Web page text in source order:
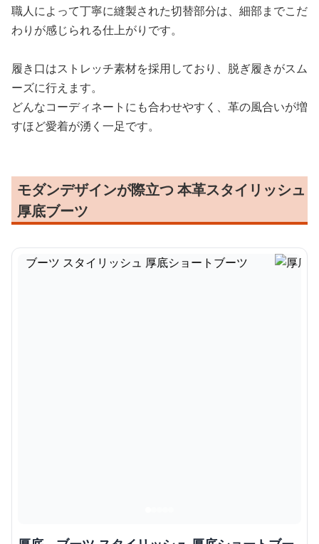
職人によって丁寧に縫製された切替部分は、細部までこだ
わりが感じられる仕上がりです。
履き口はストレッチ素材を採用しており、脱ぎ履きがスム
ーズに行えます。
どんなコーディネートにも合わせやすく、革の風合いが増
すほど愛着が湧く一足です。
モダンデザインが際立つ 本革スタイリッシュ
厚底ブーツ